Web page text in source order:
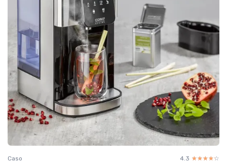
Caso 4.3 ☆☆☆☆☆
★★★★★